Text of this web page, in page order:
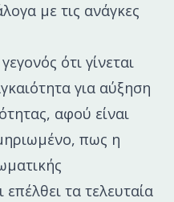
με τις ανάγκες
ότι γίνεται
για αύξηση
αφού είναι
πως η
τα τελευταία